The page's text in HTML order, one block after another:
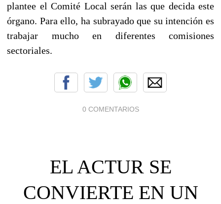
plantee el Comité Local serán las que decida este
órgano. Para ello, ha subrayado que su intención es
trabajar mucho en diferentes comisiones
sectoriales.
0 COMENTARIOS
EL ACTUR SE
CONVIERTE EN UN